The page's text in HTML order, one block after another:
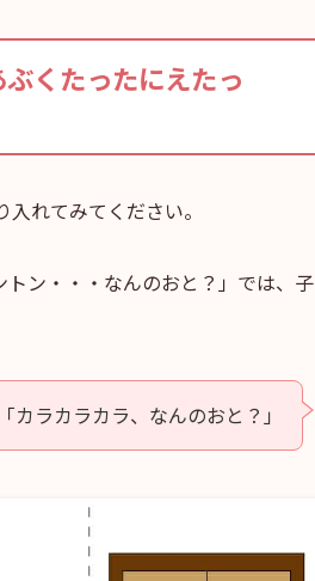
くたったにえたっ
れてみてください。
ン・・・なんのおと？」では、子
「カラカラカラ、なんのおと？」